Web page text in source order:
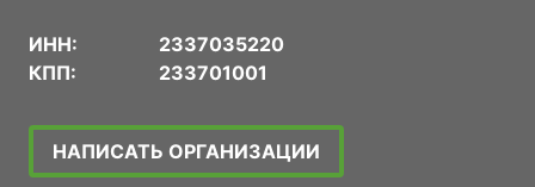
ИНН:
2337035220
КПП:
233701001
НАПИСАТЬ ОРГАНИЗАЦИИ